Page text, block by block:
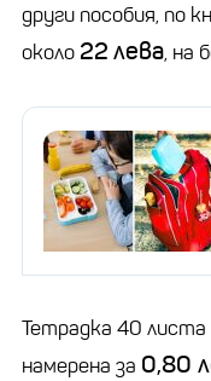
други пособия, по
около 22 лева, на
Тетрадка 40
намерена за 0,80